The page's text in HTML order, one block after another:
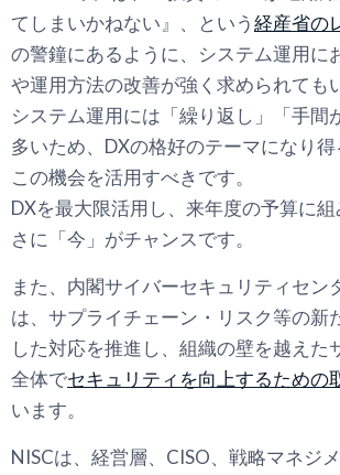
てしまいかねない』、という経産省の
の警鐘にあるように、システム運用に
や運用方法の改善が強く求められても
システム運用には「繰り返し」「手間
多いため、DXの格好のテーマになり
この機会を活用すべきです。
DXを最大限活用し、来年度の予算に組
さに「今」がチャンスです。
また、内閣サイバーセキュリティセン
は、サプライチェーン・リスク等の新
した対応を推進し、組織の壁を越えた
全体でセキュリティを向上するための
います。
NISCは、経営層、CISO、戦略マネジ